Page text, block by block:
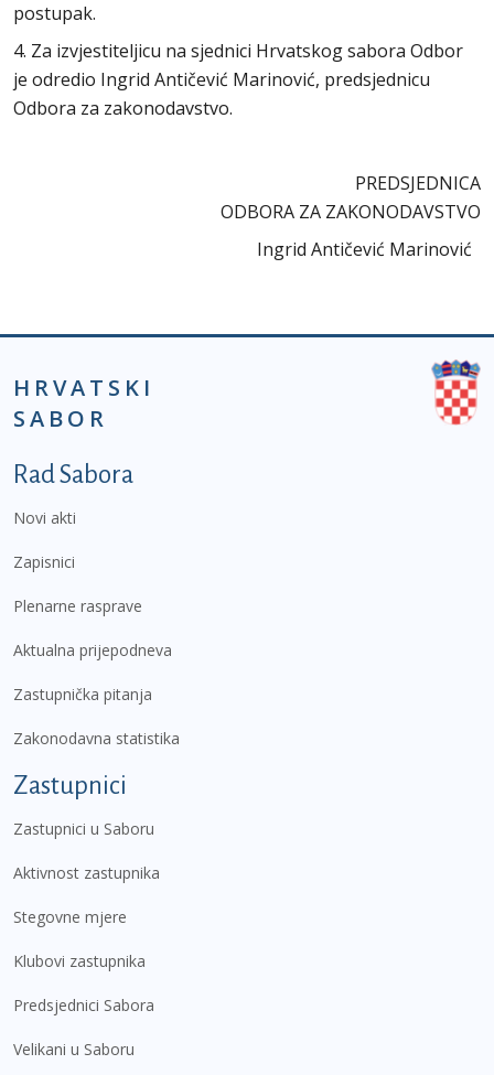
postupak.
4. Za izvjestiteljicu na sjednici Hrvatskog sabora Odbor
je odredio Ingrid Antičević Marinović, predsjednicu
Odbora za zakonodavstvo.
PREDSJEDNICA
ODBORA ZA ZAKONODAVSTVO
Ingrid Antičević Marinović
HRVATSKI
SABOR
Podnožje prvi izbornik
Rad Sabora
Novi akti
Zapisnici
Plenarne rasprave
Aktualna prijepodneva
Zastupnička pitanja
Zakonodavna statistika
Zastupnici
Zastupnici u Saboru
Aktivnost zastupnika
Stegovne mjere
Klubovi zastupnika
Predsjednici Sabora
Velikani u Saboru